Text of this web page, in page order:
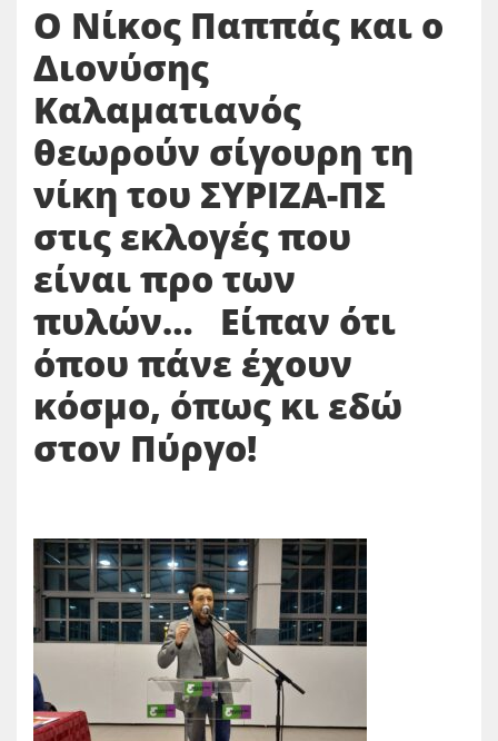
Ο Νίκος Παππάς και ο
Διονύσης
Καλαματιανός
θεωρούν σίγουρη τη
νίκη του ΣΥΡΙΖΑ-ΠΣ
στις εκλογές που
είναι προ των
πυλών… Είπαν ότι
όπου πάνε έχουν
κόσμο, όπως κι εδώ
στον Πύργο!